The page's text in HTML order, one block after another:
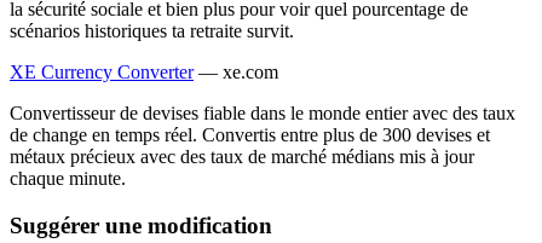
la sécurité sociale et bien plus pour voir quel pourcentage de
scénarios historiques ta retraite survit.
XE Currency Converter — xe.com
Convertisseur de devises fiable dans le monde entier avec des taux
de change en temps réel. Convertis entre plus de 300 devises et
métaux précieux avec des taux de marché médians mis à jour
chaque minute.
Suggérer une modification